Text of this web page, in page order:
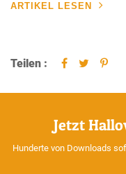
ARTIKEL LESEN
Teilen :
Jetzt
Hunderte von Downloads